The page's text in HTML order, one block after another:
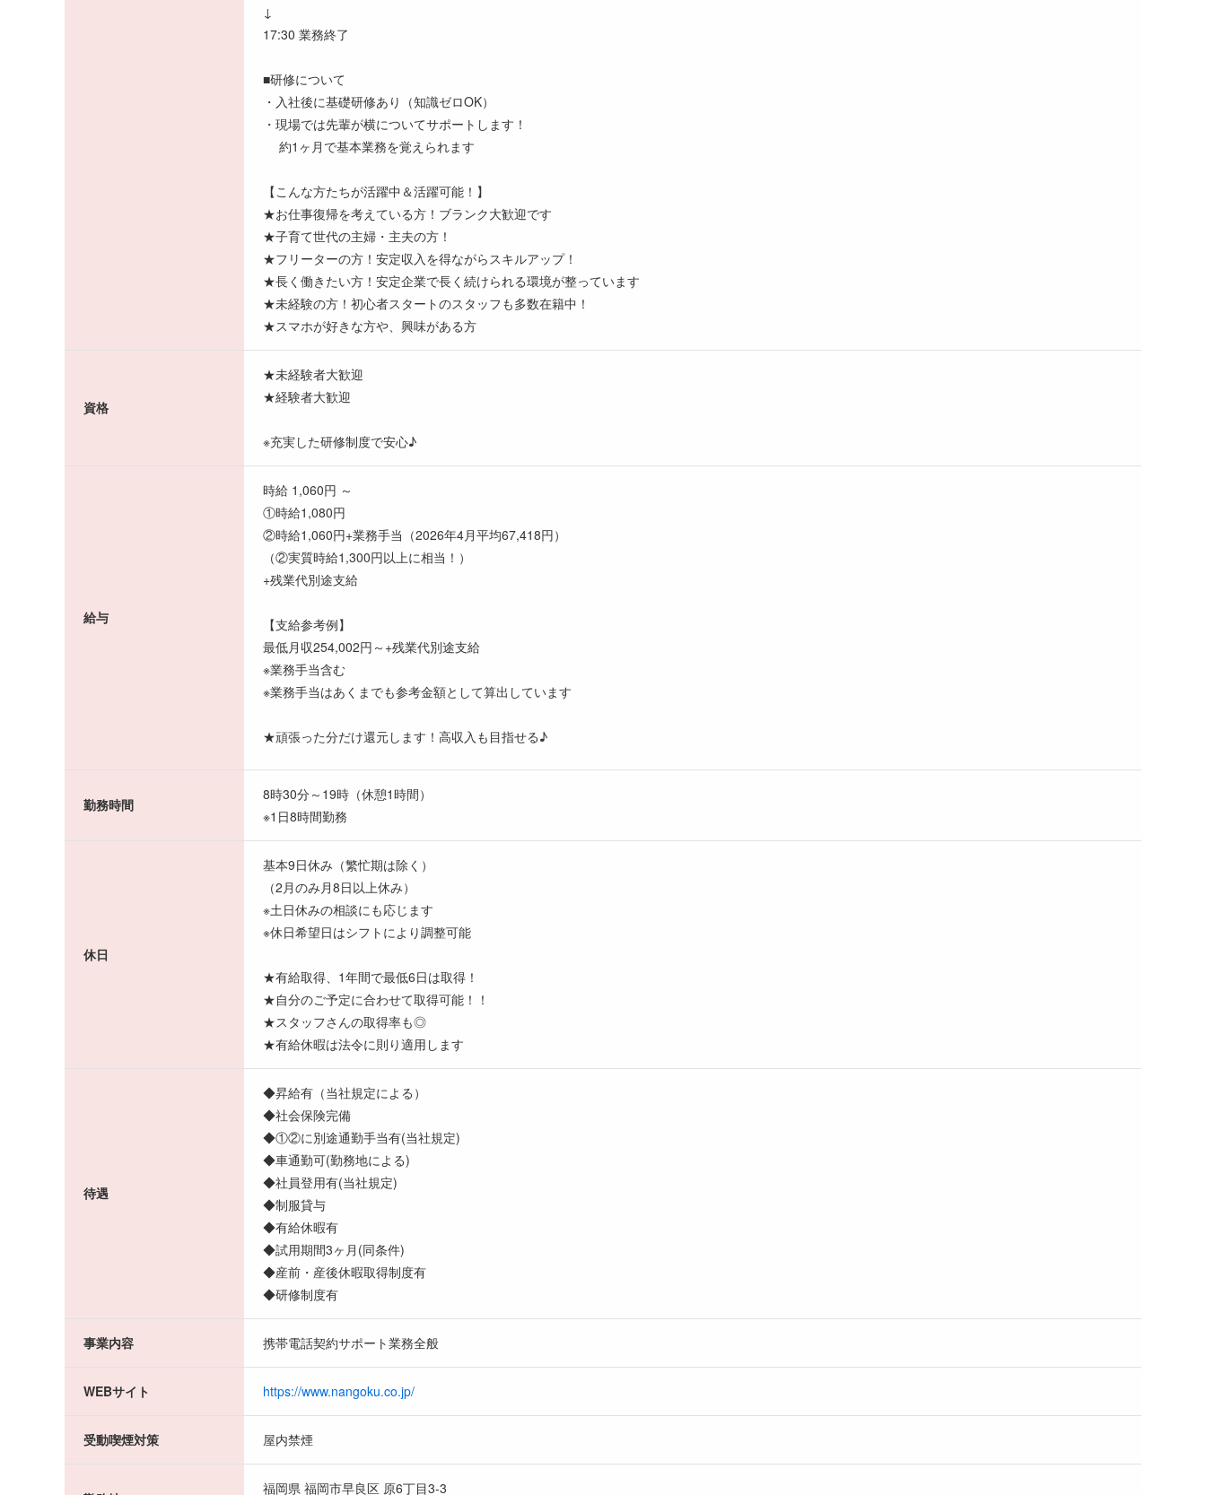
↓
17:30 業務終了
■研修について
・入社後に基礎研修あり（知識ゼロOK）
・現場では先輩が横についてサポートします！
約1ヶ月で基本業務を覚えられます
【こんな方たちが活躍中＆活躍可能！】
★お仕事復帰を考えている方！ブランク大歓迎です
★子育て世代の主婦・主夫の方！
★フリーターの方！安定収入を得ながらスキルアップ！
★長く働きたい方！安定企業で長く続けられる環境が整っています
★未経験の方！初心者スタートのスタッフも多数在籍中！
★スマホが好きな方や、興味がある方
資格
★未経験者大歓迎
★経験者大歓迎
※充実した研修制度で安心♪
給与
時給 1,060円 ～
①時給1,080円
②時給1,060円+業務手当（2026年4月平均67,418円）
（②実質時給1,300円以上に相当！）
+残業代別途支給
【支給参考例】
最低月収254,002円～+残業代別途支給
※業務手当含む
※業務手当はあくまでも参考金額として算出しています
★頑張った分だけ還元します！高収入も目指せる♪
勤務時間
8時30分～19時（休憩1時間）
※1日8時間勤務
休日
基本9日休み（繁忙期は除く）
（2月のみ月8日以上休み）
※土日休みの相談にも応じます
※休日希望日はシフトにより調整可能
★有給取得、1年間で最低6日は取得！
★自分のご予定に合わせて取得可能！！
★スタッフさんの取得率も◎
★有給休暇は法令に則り適用します
待遇
◆昇給有（当社規定による）
◆社会保険完備
◆①②に別途通勤手当有(当社規定)
◆車通勤可(勤務地による)
◆社員登用有(当社規定)
◆制服貸与
◆有給休暇有
◆試用期間3ヶ月(同条件)
◆産前・産後休暇取得制度有
◆研修制度有
事業内容 携帯電話契約サポート業務全般
WEBサイト https://www.nangoku.co.jp/
受動喫煙対策 屋内禁煙
福岡県 福岡市早良区 原6丁目3-3